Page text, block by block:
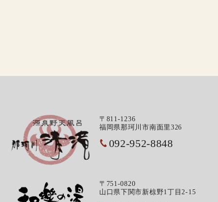
〒811-1236
福岡県那珂川市南面里326
092-952-8848
〒751-0820
山口県下関市新椋野1丁目2-15